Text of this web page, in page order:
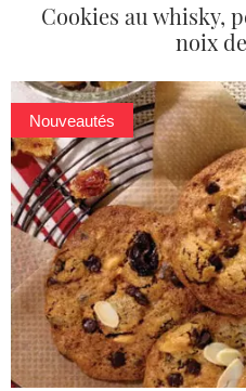
Cookies au whisky,
noix
Nouveautés